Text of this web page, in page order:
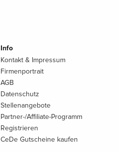
Info
Kontakt & Impressum
Firmenportrait
AGB
Datenschutz
Stellenangebote
Partner-/Affiliate-Programm
Registrieren
CeDe Gutscheine kaufen